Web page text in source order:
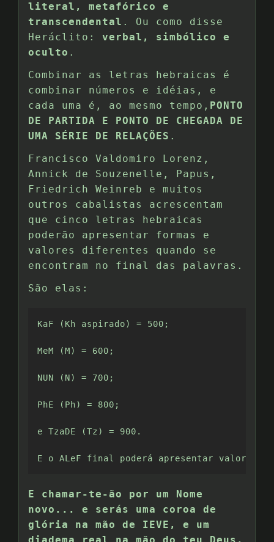
literal, metafórico e
transcendental . Ou como disse
Heráclito: verbal, simbólico e
oculto .
Combinar as letras hebraicas é
combinar números e idéias, e
cada uma é, ao mesmo tempo, PONTO
DE PARTIDA E PONTO DE CHEGADA DE
UMA SÉRIE DE RELAÇÕES .
Francisco Valdomiro Lorenz,
Annick de Souzenelle, Papus,
Friedrich Weinreb e muitos
outros cabalistas acrescentam
que cinco letras hebraicas
poderão apresentar formas e
valores diferentes quando se
encontram no final das palavras.
São elas:
KaF (Kh aspirado) = 500;
MeM (M) = 600;
NUN (N) = 700;
PhE (Ph) = 800;
e TzaDE (Tz) = 900.
E o ALeF final poderá apresentar valor
E chamar-te-ão por um Nome
novo... e serás uma coroa de
glória na mão de IEVE, e um